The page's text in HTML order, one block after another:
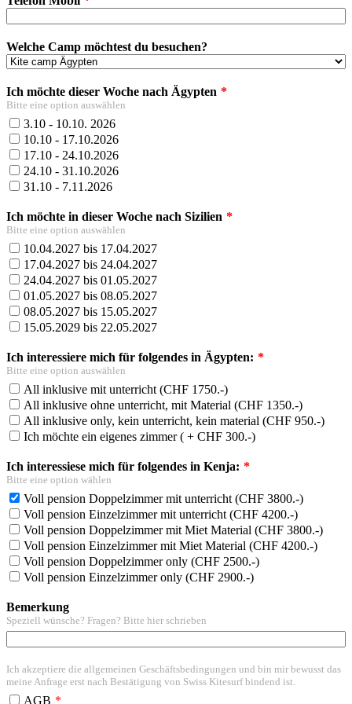
Welche Camp möchtest du besuchen?
Ich möchte dieser Woche nach Ägypten
Bitte eine option auswählen
3.10 - 10.10. 2026
10.10 - 17.10.2026
17.10 - 24.10.2026
24.10 - 31.10.2026
31.10 - 7.11.2026
Ich möchte in dieser Woche nach Sizilien
Bitte eine option auswählen
10.04.2027 bis 17.04.2027
17.04.2027 bis 24.04.2027
24.04.2027 bis 01.05.2027
01.05.2027 bis 08.05.2027
08.05.2027 bis 15.05.2027
15.05.2029 bis 22.05.2027
Ich interessiere mich für folgendes in Ägypten:
Bitte eine option auswählen
All inklusive mit unterricht (CHF 1750.-)
All inklusive ohne unterricht, mit Material (CHF 1350.-)
All inklusive only, kein unterricht, kein material (CHF 950.-)
Ich möchte ein eigenes zimmer ( + CHF 300.-)
Ich interessiese mich für folgendes in Kenja:
Bitte eine option wählen
Voll pension Doppelzimmer mit unterricht (CHF 3800.-)
Voll pension Einzelzimmer mit unterricht (CHF 4200.-)
Voll pension Doppelzimmer mit Miet Material (CHF 3800.-)
Voll pension Einzelzimmer mit Miet Material (CHF 4200.-)
Voll pension Doppelzimmer only (CHF 2500.-)
Voll pension Einzelzimmer only (CHF 2900.-)
Bemerkung
Speziell wünsche? Fragen? Bitte hier schrieben
Ich akzeptiere die allgemeinen Geschäftsbedingungen und bin mir bewusst das
meine Anfrage erst nach Bestätigung von Swiss Kitesurf bindend ist.
AGB